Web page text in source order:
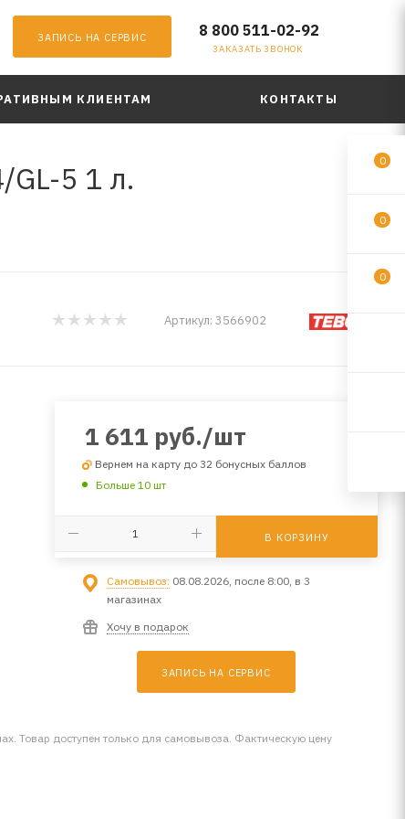
ЗАПИСЬ НА СЕРВИС 8 800 511-02-92
ЗАКАЗАТЬ ЗВОНОК
КЛИЕНТАМ КОНТАКТЫ
GL-5 1 л.
Артикул: 3566902
1 611 руб./шт
Вернем на карту до 32 бонусных баллов
Больше 10 шт
В КОРЗИНУ
Самовывоз: 08.08.2026, после 8:00, в 3
магазинах
Хочу в подарок
ЗАПИСЬ НА СЕРВИС
Товар доступен только для самовывоза. Фактическую цену
0
0
0